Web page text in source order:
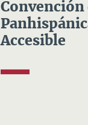
Convención
Accesible